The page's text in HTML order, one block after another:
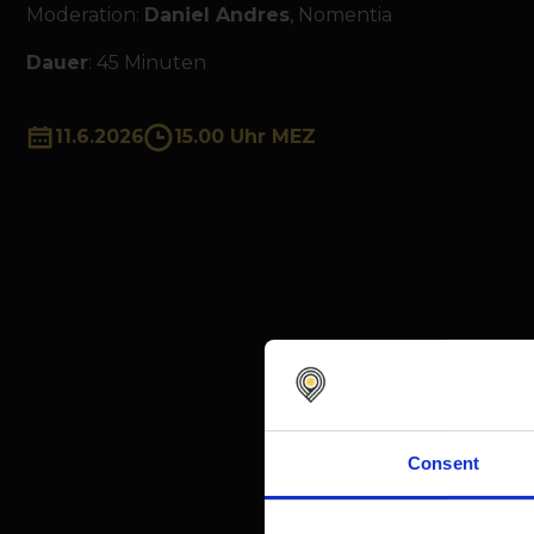
Consent
Moderation: Daniel Andres, Nomentia
Dauer: 45 Minuten
11.6.2026 15.00 Uhr MEZ